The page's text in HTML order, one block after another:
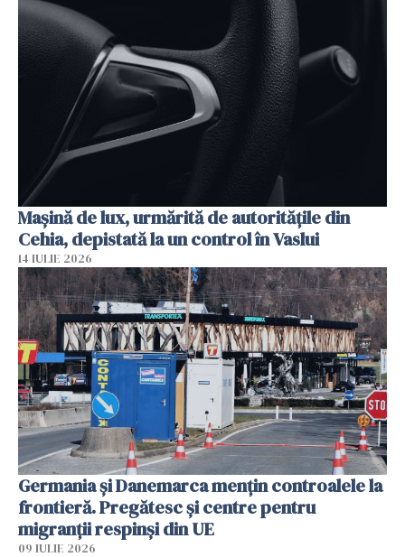
Mașină de lux, urmărită de autoritățile din
Cehia, depistată la un control în Vaslui
14 IULIE 2026
Germania și Danemarca mențin controalele la
frontieră. Pregătesc și centre pentru
migranții respinși din UE
09 IULIE 2026